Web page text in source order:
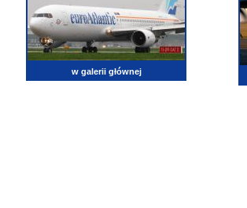
w galerii głównej